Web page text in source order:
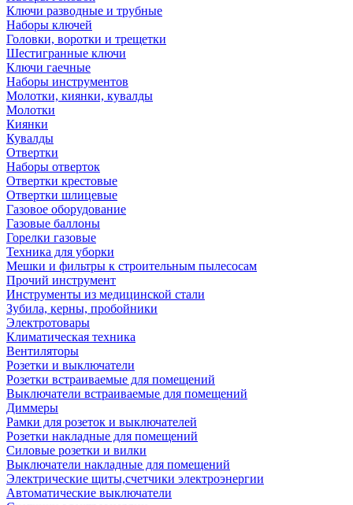
Ключи разводные и трубные
Наборы ключей
Головки, воротки и трещетки
Шестигранные ключи
Ключи гаечные
Наборы инструментов
Молотки, киянки, кувалды
Молотки
Киянки
Кувалды
Отвертки
Наборы отверток
Отвертки крестовые
Отвертки шлицевые
Газовое оборудование
Газовые баллоны
Горелки газовые
Техника для уборки
Мешки и фильтры к строительным пылесосам
Прочий инструмент
Инструменты из медицинской стали
Зубила, керны, пробойники
Электротовары
Климатическая техника
Вентиляторы
Розетки и выключатели
Розетки встраиваемые для помещений
Выключатели встраиваемые для помещений
Диммеры
Рамки для розеток и выключателей
Розетки накладные для помещений
Силовые розетки и вилки
Выключатели накладные для помещений
Электрические щиты,счетчики электроэнергии
Автоматические выключатели